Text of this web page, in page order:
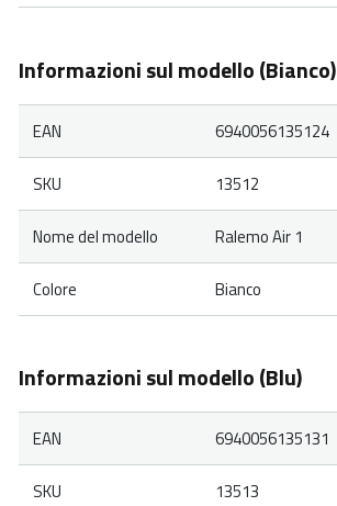
Informazioni sul modello (Bianco)
EAN 6940056135124
SKU 13512
Nome del modello Ralemo Air 1
Colore Bianco
Informazioni sul modello (Blu)
EAN 6940056135131
SKU 13513